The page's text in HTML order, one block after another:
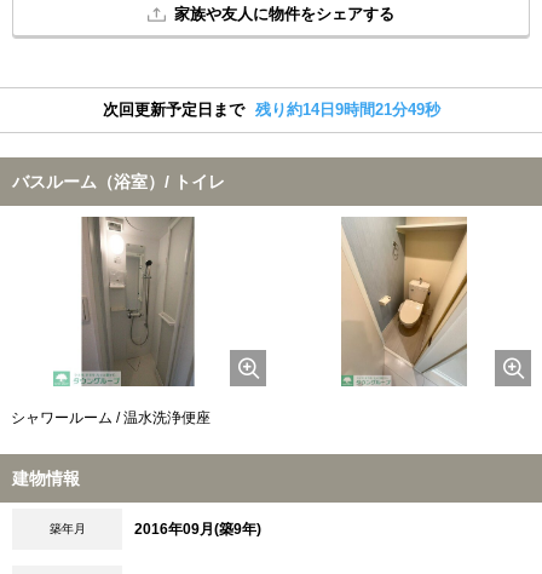
家族や友人に物件をシェアする
次回更新予定日まで 残り約14日9時間21分49秒
バスルーム（浴室）/ トイレ
シャワールーム / 温水洗浄便座
建物情報
築年月 2016年09月(築9年)